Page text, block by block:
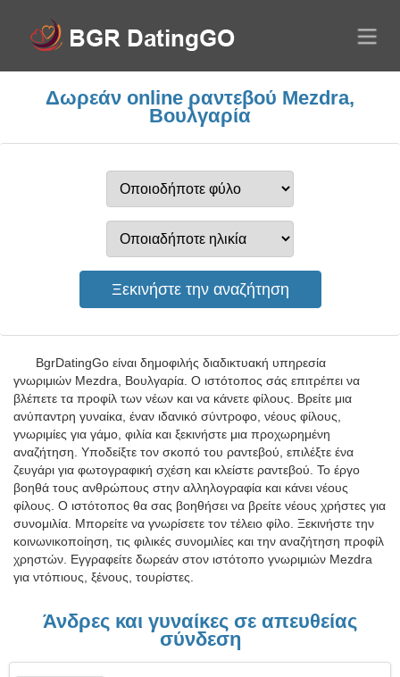
Δωρεάν online ραντεβού Mezdra,
Βουλγαρία
BgrDatingGo είναι δημοφιλής διαδικτυακή υπηρεσία
γνωριμιών Mezdra, Βουλγαρία. Ο ιστότοπος σάς επιτρέπει να
βλέπετε τα προφίλ των νέων και να κάνετε φίλους. Βρείτε μια
ανύπαντρη γυναίκα, έναν ιδανικό σύντροφο, νέους φίλους,
γνωριμίες για γάμο, φιλία και ξεκινήστε μια προχωρημένη
αναζήτηση. Υποδείξτε τον σκοπό του ραντεβού, επιλέξτε ένα
ζευγάρι για φωτογραφική σχέση και κλείστε ραντεβού. Το έργο
βοηθά τους ανθρώπους στην αλληλογραφία και κάνει νέους
φίλους. Ο ιστότοπος θα σας βοηθήσει να βρείτε νέους χρήστες για
συνομιλία. Μπορείτε να γνωρίσετε τον τέλειο φίλο. Ξεκινήστε την
κοινωνικοποίηση, τις φιλικές συνομιλίες και την αναζήτηση προφίλ
χρηστών. Εγγραφείτε δωρεάν στον ιστότοπο γνωριμιών Mezdra
για ντόπιους, ξένους, τουρίστες.
Άνδρες και γυναίκες σε απευθείας
σύνδεση